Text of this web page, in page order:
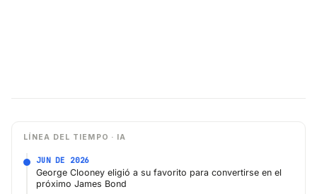
LÍNEA DEL TIEMPO · IA
JUN DE 2026
George Clooney eligió a su favorito para convertirse en el
próximo James Bond